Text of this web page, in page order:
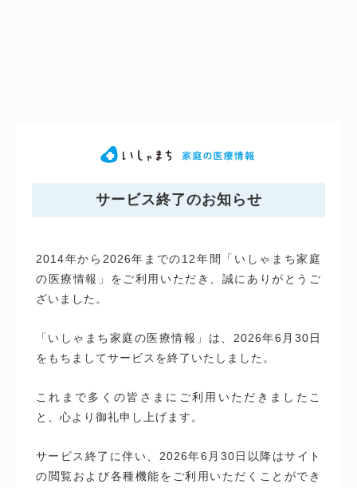
サービス終了のお知らせ
2014年から2026年までの12年間「いしゃまち家庭
の医療情報」をご利用いただき、誠にありがとうご
ざいました。
「いしゃまち家庭の医療情報」は、2026年6月30日
をもちましてサービスを終了いたしました。
これまで多くの皆さまにご利用いただきましたこ
と、心より御礼申し上げます。
サービス終了に伴い、2026年6月30日以降はサイト
の閲覧および各種機能をご利用いただくことができ